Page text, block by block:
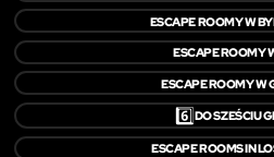
ESCAPE ROOMY W
ESCAPE ROOMY
ESCAPE ROOMY W
6️⃣DO SZEŚCIU
ESCAPE ROOMS IN